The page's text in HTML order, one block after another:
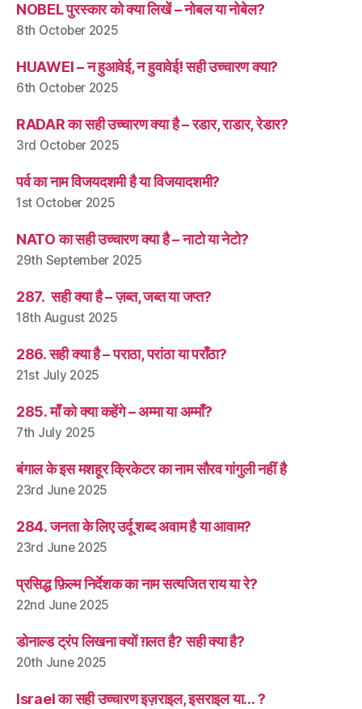
NOBEL पुरस्कार को क्या लिखें – नोबल या नोबेल?
8th October 2025
HUAWEI – न हुआवेई, न हुवावेई! सही उच्चारण क्या?
6th October 2025
RADAR का सही उच्चारण क्या है – रडार, राडार, रेडार?
3rd October 2025
पर्व का नाम विजयदशमी है या विजयादशमी?
1st October 2025
NATO का सही उच्चारण क्या है – नाटो या नेटो?
29th September 2025
287. सही क्या है – ज़ब्त, जब्त या जप्त?
18th August 2025
286. सही क्या है – पराठा, परांठा या पराँठा?
21st July 2025
285. माँ को क्या कहेंगे – अम्मा या अम्माँ?
7th July 2025
बंगाल के इस मशहूर क्रिकेटर का नाम सौरव गांगुली नहीं है
23rd June 2025
284. जनता के लिए उर्दू शब्द अवाम है या आवाम?
23rd June 2025
प्रसिद्ध फ़िल्म निर्देशक का नाम सत्यजित राय या रे?
22nd June 2025
डोनाल्ड ट्रंप लिखना क्यों ग़लत है? सही क्या है?
20th June 2025
Israel का सही उच्चारण इज़राइल, इसराइल या… ?